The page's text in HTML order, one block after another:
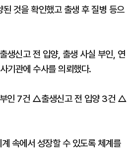
것을 확인했고 출생 후 질병 등으
생신고 전 입양, 출생 사실 부인, 연
기관에 수사를 의뢰했다.
인 7건 △출생신고 전 입양 3건 △
속에서 성장할 수 있도록 체계를